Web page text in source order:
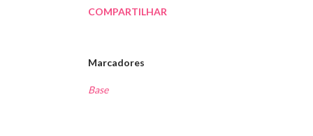
COMPARTILHAR
Marcadores
Base